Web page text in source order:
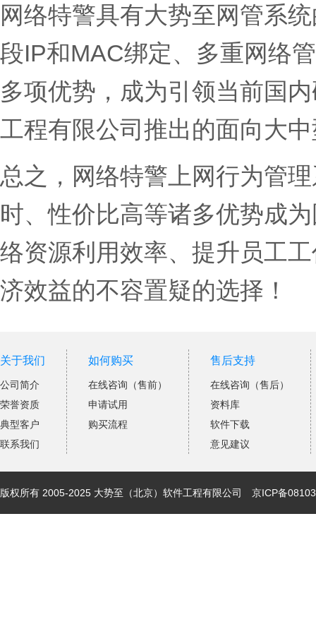
网络特警具有大势至网管系
段IP和MAC绑定、多重网络
多项优势，成为引领当前国
工程有限公司推出的面向大
总之，网络特警上网行为管
时、性价比高等诸多优势成
络资源利用效率、提升员工
济效益的不容置疑的选择！
关于我们
公司简介
荣誉资质
典型客户
联系我们
如何购买
在线咨询（售前）
申请试用
购买流程
售后支持
在线咨询（售后）
资料库
软件下载
意见建议
版权所有 2005-2025 大势至（北京）软件工程有限公司 京ICP备